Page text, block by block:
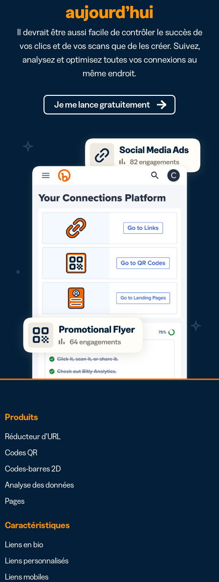
aujourd’hui
Il devrait être aussi facile de contrôler le succès de
vos clics et de vos scans que de les créer. Suivez,
analysez et optimisez toutes vos connexions au
même endroit.
Je me lance gratuitement
Produits
Réducteur d’URL
Codes QR
Codes-barres 2D
Analyse des données
Pages
Caractéristiques
Liens en bio
Liens personnalisés
Liens mobiles